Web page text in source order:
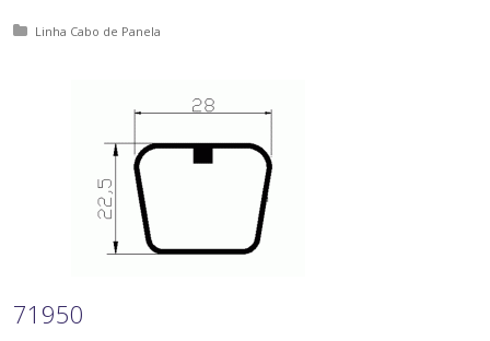
Posted in:
Linha Cabo de Panela
71950